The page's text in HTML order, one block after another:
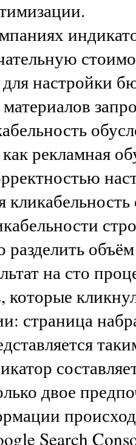
настройки
рекламная
на сто
которые
страница
двое
Search